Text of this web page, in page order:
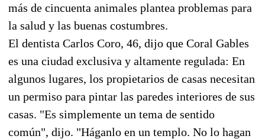
más de cincuenta animales plantea problemas para
la salud y las buenas costumbres.
El dentista Carlos Coro, 46, dijo que Coral Gables
es una ciudad exclusiva y altamente regulada: En
algunos lugares, los propietarios de casas necesitan
un permiso para pintar las paredes interiores de sus
casas. "Es simplemente un tema de sentido
común", dijo. "Háganlo en un templo. No lo hagan